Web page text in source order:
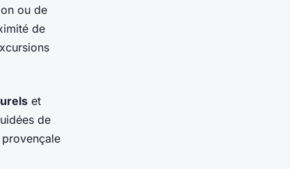
ou de
de
et
de
provençale